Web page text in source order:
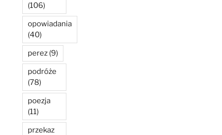
(106)
opowiadania
(40)
perez (9)
podróże
(78)
poezja
(11)
przekaz